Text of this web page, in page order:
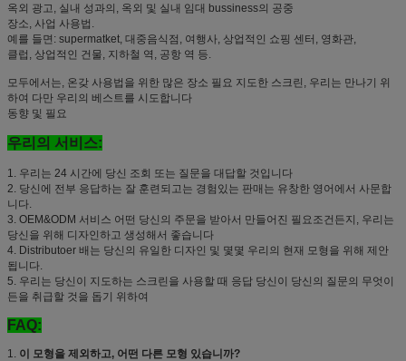
옥외 광고, 실내 성과의, 옥외 및 실내 임대 bussiness의 공중
장소, 사업 사용법.
예를 들면: supermatket, 대중음식점, 여행사, 상업적인 쇼핑 센터, 영화관,
클럽, 상업적인 건물, 지하철 역, 공항 역 등.
모두에서는, 온갖 사용법을 위한 많은 장소 필요 지도한 스크린, 우리는 만나기 위
하여 다만 우리의 베스트를 시도합니다
동향 및 필요
우리의 서비스:
1. 우리는 24 시간에 당신 조회 또는 질문을 대답할 것입니다
2. 당신에 전부 응답하는 잘 훈련되고는 경험있는 판매는 유창한 영어에서 사문합
니다.
3. OEM&ODM 서비스 어떤 당신의 주문을 받아서 만들어진 필요조건든지, 우리는
당신을 위해 디자인하고 생성해서 좋습니다
4. Distributoer 배는 당신의 유일한 디자인 및 몇몇 우리의 현재 모형을 위해 제안
됩니다.
5. 우리는 당신이 지도하는 스크린을 사용할 때 응답 당신이 당신의 질문의 무엇이
든을 취급할 것을 돕기 위하여
FAQ:
1. 이 모형을 제외하고, 어떤 다른 모형 있습니까?